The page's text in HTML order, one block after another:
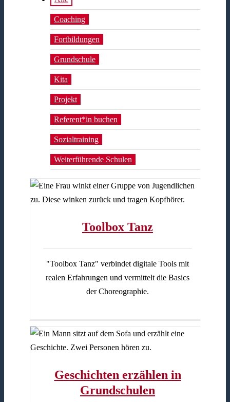
Coaching
Fortbildungen
Grundschule
Kita
Projekt
Referent*in buchen
Sozialtraining
Weiterführende Schulen
Toolbox Tanz
"Toolbox Tanz" verbindet digitale Tools mit
realen Erfahrungen und vermittelt die Basics
der Choreographie.
Geschichten erzählen in
Grundschulen